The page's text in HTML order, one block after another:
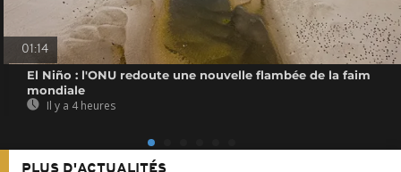
01:14
El Niño : l'ONU redoute une nouvelle flambée de la faim
mondiale
Il y a 4 heures